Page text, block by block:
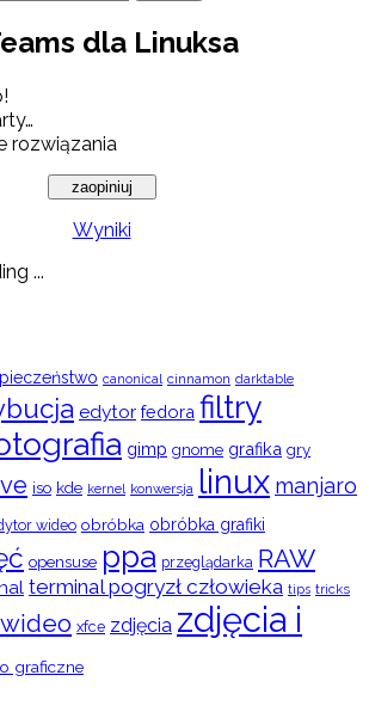
dla Linuksa
rozwiązania
Wyniki
...
canonical cinnamon darktable
edytor fedora filtry
gimp gnome grafika gry
iso kde kernel konwersja linux manjaro
wideo obróbka obróbka grafiki
opensuse ppa przeglądarka RAW
terminal pogryzł człowieka tips tricks
wideo xfce zdjęcia zdjęcia i
graficzne